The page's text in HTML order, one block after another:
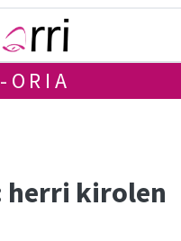
ORIA
herri kirolen